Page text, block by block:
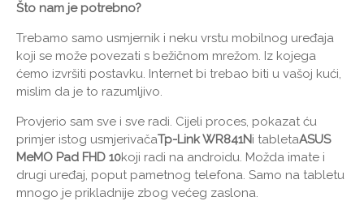
Što nam je potrebno?
Trebamo samo usmjernik i neku vrstu mobilnog uređaja
koji se može povezati s bežičnom mrežom. Iz kojega
ćemo izvršiti postavku. Internet bi trebao biti u vašoj kući,
mislim da je to razumljivo.
Provjerio sam sve i sve radi. Cijeli proces, pokazat ću
primjer istog usmjerivačaTp-Link WR841Ni tabletaASUS
MeMO Pad FHD 10koji radi na androidu. Možda imate i
drugi uređaj, poput pametnog telefona. Samo na tabletu
mnogo je prikladnije zbog većeg zaslona.